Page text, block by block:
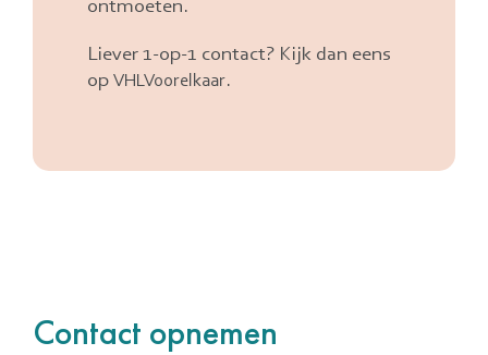
ontmoeten.
Liever 1-op-1 contact? Kijk dan eens
op VHLVoorelkaar.
Contact opnemen